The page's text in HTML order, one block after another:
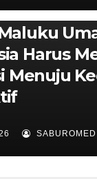
LK-III
Harus
Menuju